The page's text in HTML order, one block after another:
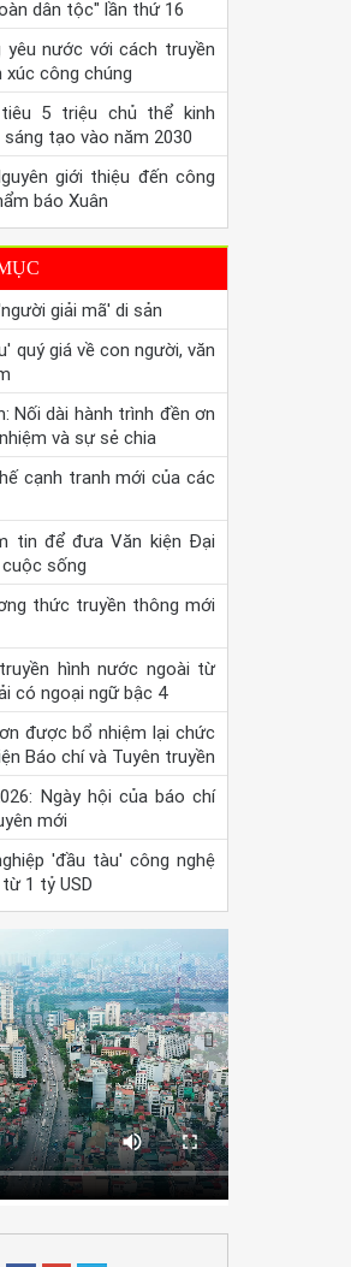
dân tộc" lần thứ 16
yêu nước với cách truyền
công chúng
5 triệu chủ thể kinh
tạo vào năm 2030
giới thiệu đến công
báo Xuân
giải mã' di sản
quý giá về con người, văn
Nối dài hành trình đền ơn
và sự sẻ chia
cạnh tranh mới của các
tin để đưa Văn kiện Đại
sống
thức truyền thông mới
hình nước ngoài từ
có ngoại ngữ bậc 4
được bổ nhiệm lại chức
Báo chí và Tuyên truyền
Ngày hội của báo chí
mới
'đầu tàu' công nghệ
1 tỷ USD